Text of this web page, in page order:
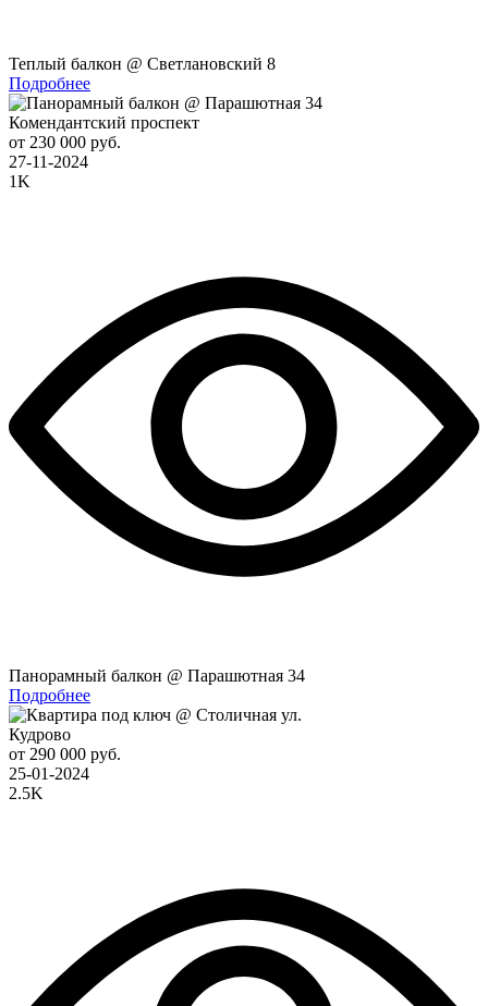
Теплый балкон @ Светлановский 8
Подробнее
Комендантский проспект
от 230 000 руб.
27-11-2024
1K
Панорамный балкон @ Парашютная 34
Подробнее
Кудрово
от 290 000 руб.
25-01-2024
2.5K